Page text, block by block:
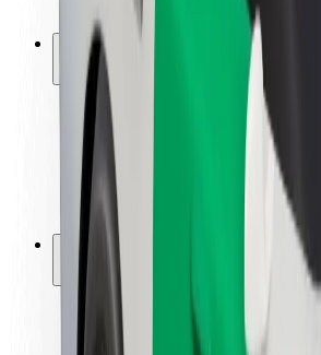
Urban Fund
Biztonság
Utasbiztonság
Sofőr biztonság
E-roller biztonság
Biztonsági részleg
Városok
Lokációk
Városi megoldások